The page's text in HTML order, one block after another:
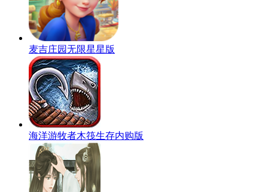
麦吉庄园无限星星版
海洋游牧者木筏生存内购版